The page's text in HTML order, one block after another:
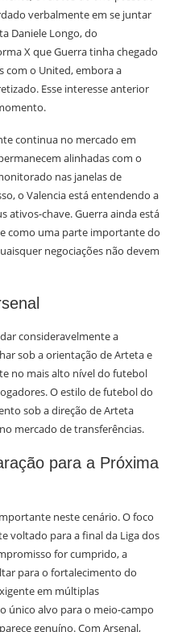
verbalmente em se juntar
Daniele Longo, do
X que Guerra tinha chegado
com o United, embora a
Esse interesse anterior
continua no mercado em
alinhadas com o
nas janelas de
o Valencia está entendendo a
ativos-chave. Guerra ainda está
como uma parte importante do
negociações não devem
consideravelmente a
sob a orientação de Arteta e
no mais alto nível do futebol
O estilo de futebol do
sob a direção de Arteta
mercado de transferências.
para a Próxima
neste cenário. O foco
voltado para a final da Liga dos
for cumprido, a
para o fortalecimento do
em múltiplas
único alvo para o meio-campo
genuíno. Com Arsenal,